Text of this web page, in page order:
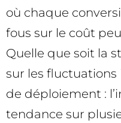
où chaque
fous sur le coût
Quelle que soit la
sur les
de déploiement :
tendance sur